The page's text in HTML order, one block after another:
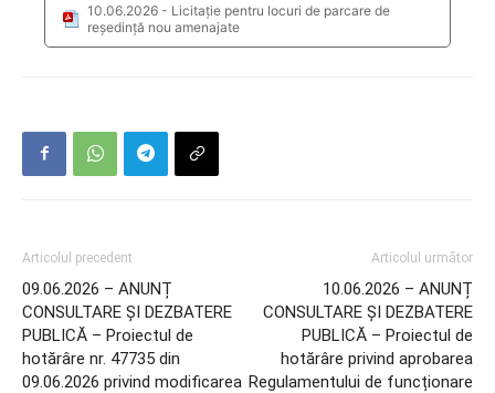
10.06.2026 - Licitaţie pentru locuri de parcare de
reşedinţă nou amenajate
Articolul precedent
09.06.2026 – ANUNȚ
CONSULTARE ȘI DEZBATERE
PUBLICĂ – Proiectul de
hotărâre nr. 47735 din
09.06.2026 privind modificarea
Articolul următor
10.06.2026 – ANUNȚ
CONSULTARE ȘI DEZBATERE
PUBLICĂ – Proiectul de
hotărâre privind aprobarea
Regulamentului de funcționare